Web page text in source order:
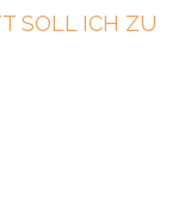
SOLL ICH ZU